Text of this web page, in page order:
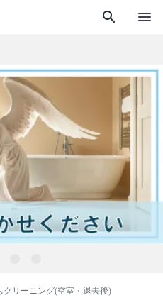
search menu
クリーニング(空室・退去後)